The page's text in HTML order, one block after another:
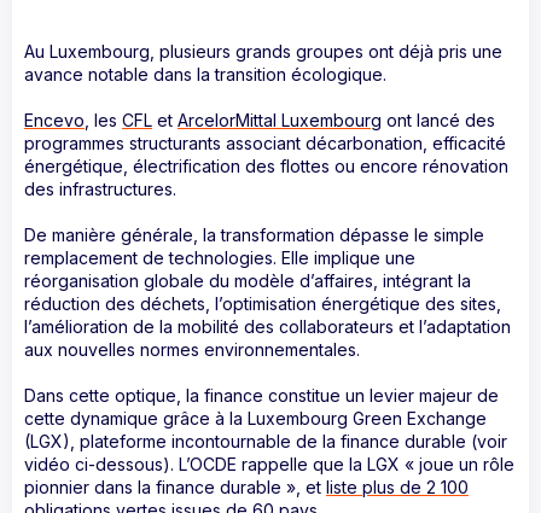
Au Luxembourg, plusieurs grands groupes ont déjà pris une
avance notable dans la transition écologique.
Encevo, les CFL et ArcelorMittal Luxembourg ont lancé des
programmes structurants associant décarbonation, efficacité
énergétique, électrification des flottes ou encore rénovation
des infrastructures.
De manière générale, la transformation dépasse le simple
remplacement de technologies. Elle implique une
réorganisation globale du modèle d’affaires, intégrant la
réduction des déchets, l’optimisation énergétique des sites,
l’amélioration de la mobilité des collaborateurs et l’adaptation
aux nouvelles normes environnementales.
Dans cette optique, la finance constitue un levier majeur de
cette dynamique grâce à la Luxembourg Green Exchange
(LGX), plateforme incontournable de la finance durable (voir
vidéo ci-dessous). L’OCDE rappelle que la LGX « joue un rôle
pionnier dans la finance durable », et liste plus de 2 100